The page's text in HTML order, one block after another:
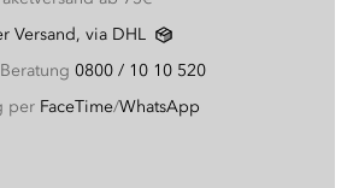
Versand, via DHL
0800 / 10 10 520
per FaceTime/WhatsApp